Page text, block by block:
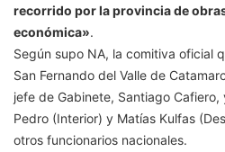
recorrido por la provincia de
económica».
Según supo NA, la comitiva oficial
San Fernando del Valle de
jefe de Gabinete, Santiago
Pedro (Interior) y Matías Kulfas
otros funcionarios nacionales.